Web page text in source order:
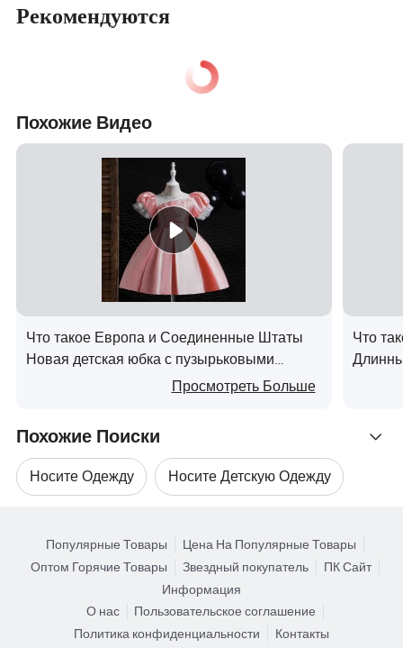
Связанные продукты
Производственный процесс
О нас
Свяжитесь с нами в
Рекомендуются
Похожие Видео
Что такое Европа и Соединенные Штаты
Новая детская юбка с пузырьковыми
рукавами из сатина, помпадур, для
Просмотреть Больше
Что
Похожие Поиски
Носите Одежду Носите Детскую Одежду
Дети Носят Одежду Для Младенцев
Б/у Одежда Для Детей
Популярные Товары
Цена На Популярные Товары
Оптом Горячие Товары
Звездный покупатель
ПК Сайт
Информация
О нас
Пользовательское соглашение
Политика конфиденциальности
Контакты